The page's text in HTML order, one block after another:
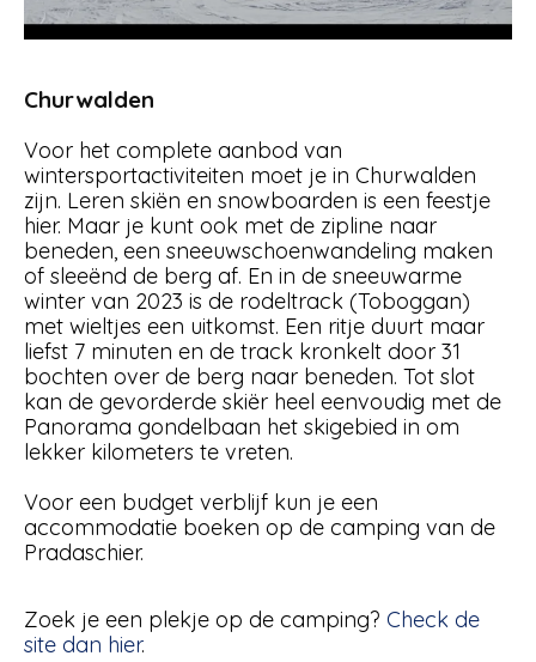
Churwalden
Voor het complete aanbod van
wintersportactiviteiten moet je in Churwalden
zijn. Leren skiën en snowboarden is een feestje
hier. Maar je kunt ook met de zipline naar
beneden, een sneeuwschoenwandeling maken
of sleeënd de berg af. En in de sneeuwarme
winter van 2023 is de rodeltrack (Toboggan)
met wieltjes een uitkomst. Een ritje duurt maar
liefst 7 minuten en de track kronkelt door 31
bochten over de berg naar beneden. Tot slot
kan de gevorderde skiër heel eenvoudig met de
Panorama gondelbaan het skigebied in om
lekker kilometers te vreten.
Voor een budget verblijf kun je een
accommodatie boeken op de camping van de
Pradaschier.
Zoek je een plekje op de camping? Check de
site dan hier.